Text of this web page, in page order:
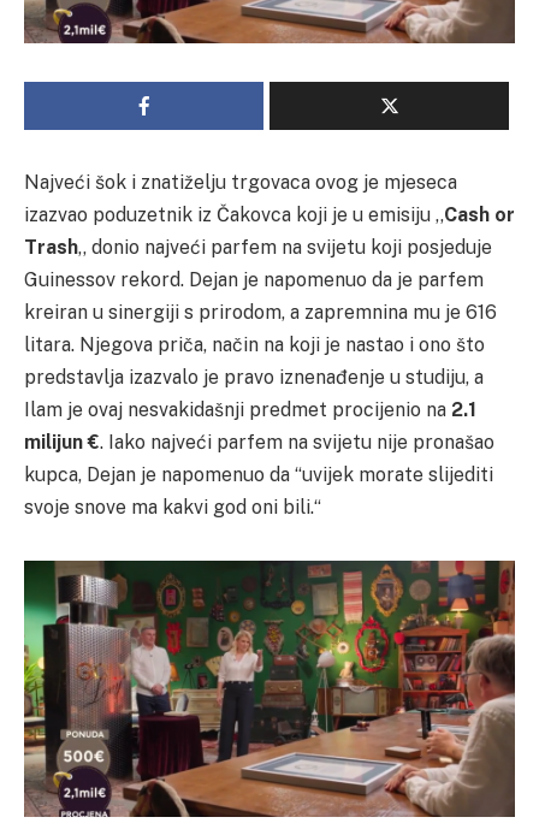
Najveći šok i znatiželju trgovaca ovog je mjeseca
izazvao poduzetnik iz Čakovca koji je u emisiju ,,Cash or
Trash,, donio najveći parfem na svijetu koji posjeduje
Guinessov rekord. Dejan je napomenuo da je parfem
kreiran u sinergiji s prirodom, a zapremnina mu je 616
litara. Njegova priča, način na koji je nastao i ono što
predstavlja izazvalo je pravo iznenađenje u studiju, a
Ilam je ovaj nesvakidašnji predmet procijenio na 2.1
milijun €. Iako najveći parfem na svijetu nije pronašao
kupca, Dejan je napomenuo da “uvijek morate slijediti
svoje snove ma kakvi god oni bili.“